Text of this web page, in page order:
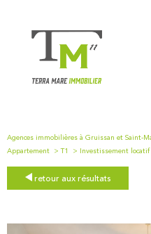
Agences immobilières à Gruissan et Saint-
Appartement
T1 Investissement
retour aux résultats